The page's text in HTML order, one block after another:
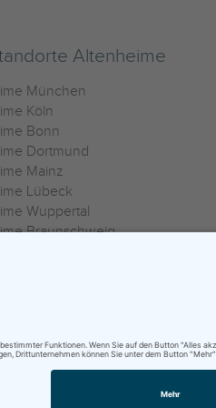
Altenheime
München
Köln
Bonn
Dortmund
Mainz
Lübeck
Wuppertal
Braunschweig